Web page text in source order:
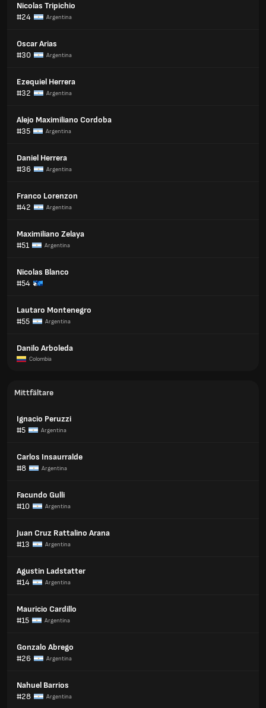
Nicolas Tripichio
#24
Argentina
Oscar Arias
#30
Argentina
Ezequiel Herrera
#32
Argentina
Alejo Maximiliano Cordoba
#35
Argentina
Daniel Herrera
#36
Argentina
Franco Lorenzon
#42
Argentina
Maximiliano Zelaya
#51
Argentina
Nicolas Blanco
#54
Lautaro Montenegro
#55
Argentina
Danilo Arboleda
Colombia
Mittfältare
Ignacio Peruzzi
#5
Argentina
Carlos Insaurralde
#8
Argentina
Facundo Gulli
#10
Argentina
Juan Cruz Rattalino Arana
#13
Argentina
Agustin Ladstatter
#14
Argentina
Mauricio Cardillo
#15
Argentina
Gonzalo Abrego
#26
Argentina
Nahuel Barrios
#28
Argentina